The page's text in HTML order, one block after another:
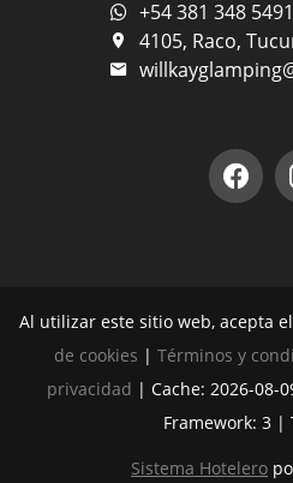
+54 381 348 5491
4105, Raco,
Al utilizar este sitio web, acepta
de cookies | Términos y
privacidad | Cache: 2026-08-
Framework: 3 |
Sistema Hotelero